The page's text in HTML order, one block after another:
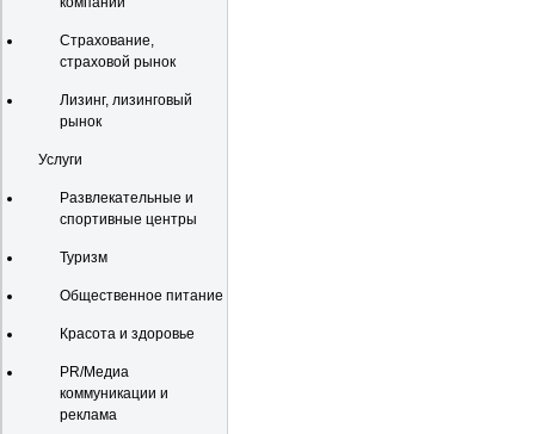
Страхование,
страховой рынок
Лизинг, лизинговый
рынок
Услуги
Развлекательные и
спортивные центры
Туризм
Общественное питание
Красота и здоровье
PR/Медиа
коммуникации и
реклама